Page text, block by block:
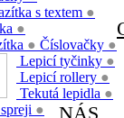
s textem ●
●
● Číslovačky ●
Lepicí tyčinky ●
Lepicí rollery ●
Tekutá lepidla ●
●
NÁS